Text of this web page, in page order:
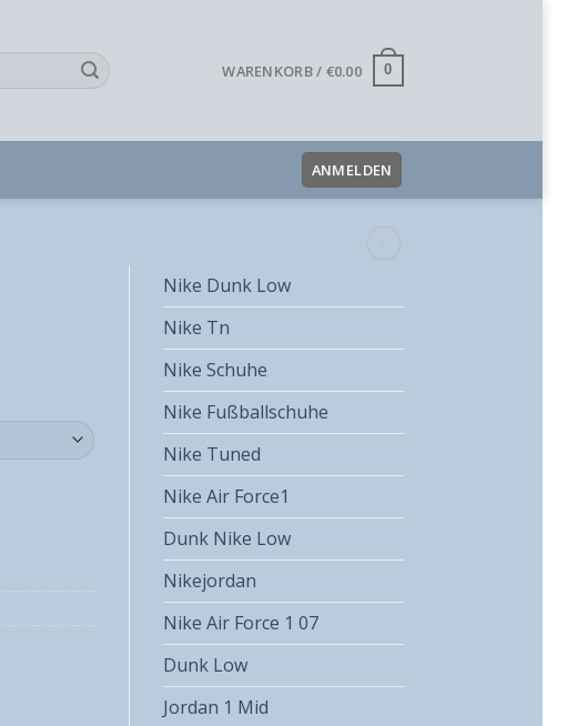
WARENKORB / €0.00 0
ANMELDEN
Nike Dunk Low
Nike Tn
Nike Schuhe
Nike Fußballschuhe
Nike Tuned
Nike Air Force1
Dunk Nike Low
Nikejordan
Nike Air Force 1 07
Dunk Low
Jordan 1 Mid